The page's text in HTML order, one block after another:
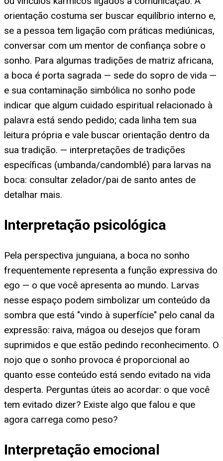
orientação costuma ser buscar equilíbrio interno e,
se a pessoa tem ligação com práticas mediúnicas,
conversar com um mentor de confiança sobre o
sonho. Para algumas tradições de matriz africana,
a boca é porta sagrada — sede do sopro de vida —
e sua contaminação simbólica no sonho pode
indicar que algum cuidado espiritual relacionado à
palavra está sendo pedido; cada linha tem sua
leitura própria e vale buscar orientação dentro da
sua tradição. — interpretações de tradições
específicas (umbanda/candomblé) para larvas na
boca: consultar zelador/pai de santo antes de
detalhar mais.
Interpretação psicológica
Pela perspectiva junguiana, a boca no sonho
frequentemente representa a função expressiva do
ego — o que você apresenta ao mundo. Larvas
nesse espaço podem simbolizar um conteúdo da
sombra que está "vindo à superfície" pelo canal da
expressão: raiva, mágoa ou desejos que foram
suprimidos e que estão pedindo reconhecimento. O
nojo que o sonho provoca é proporcional ao
quanto esse conteúdo está sendo evitado na vida
desperta. Perguntas úteis ao acordar: o que você
tem evitado dizer? Existe algo que falou e que
agora carrega como peso?
Interpretação emocional